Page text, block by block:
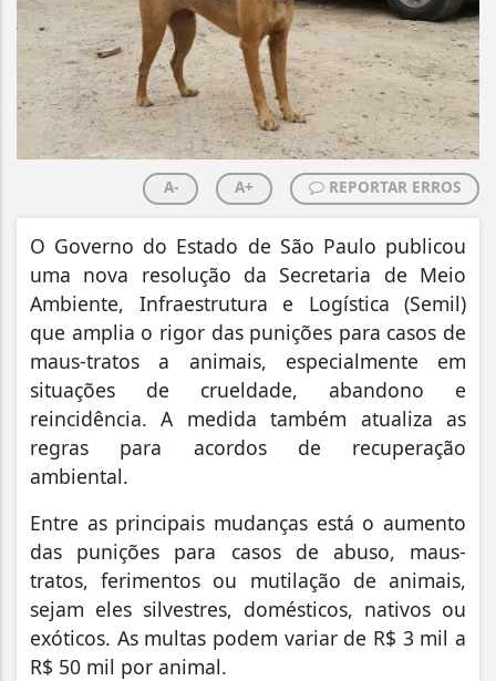
A- A+ REPORTAR ERROS
O Governo do Estado de São Paulo publicou
uma nova resolução da Secretaria de Meio
Ambiente, Infraestrutura e Logística (Semil)
que amplia o rigor das punições para casos de
maus-tratos a animais, especialmente em
situações de crueldade, abandono e
reincidência. A medida também atualiza as
regras para acordos de recuperação
ambiental.
Entre as principais mudanças está o aumento
das punições para casos de abuso, maus-
tratos, ferimentos ou mutilação de animais,
sejam eles silvestres, domésticos, nativos ou
exóticos. As multas podem variar de R$ 3 mil a
R$ 50 mil por animal.